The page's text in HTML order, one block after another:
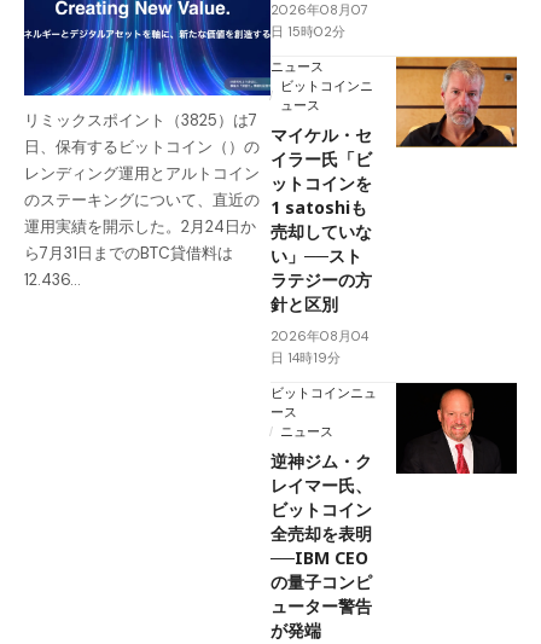
リミックスポイント（3825）は7
日、保有するビットコイン（）の
レンディング運用とアルトコイン
のステーキングについて、直近の
運用実績を開示した。2月24日か
ら7月31日までのBTC貸借料は
12.436…
2026年08月07
日 15時02分
ニュース
ビットコインニ
ュース
マイケル・セ
イラー氏「ビ
ットコインを
1 satoshiも
売却していな
い」──スト
ラテジーの方
針と区別
2026年08月04
日 14時19分
ビットコインニュ
ース
ニュース
逆神ジム・ク
レイマー氏、
ビットコイン
全売却を表明
──IBM CEO
の量子コンピ
ューター警告
が発端